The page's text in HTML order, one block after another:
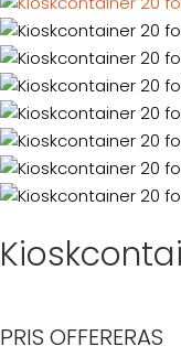
PRIS OFFERERAS